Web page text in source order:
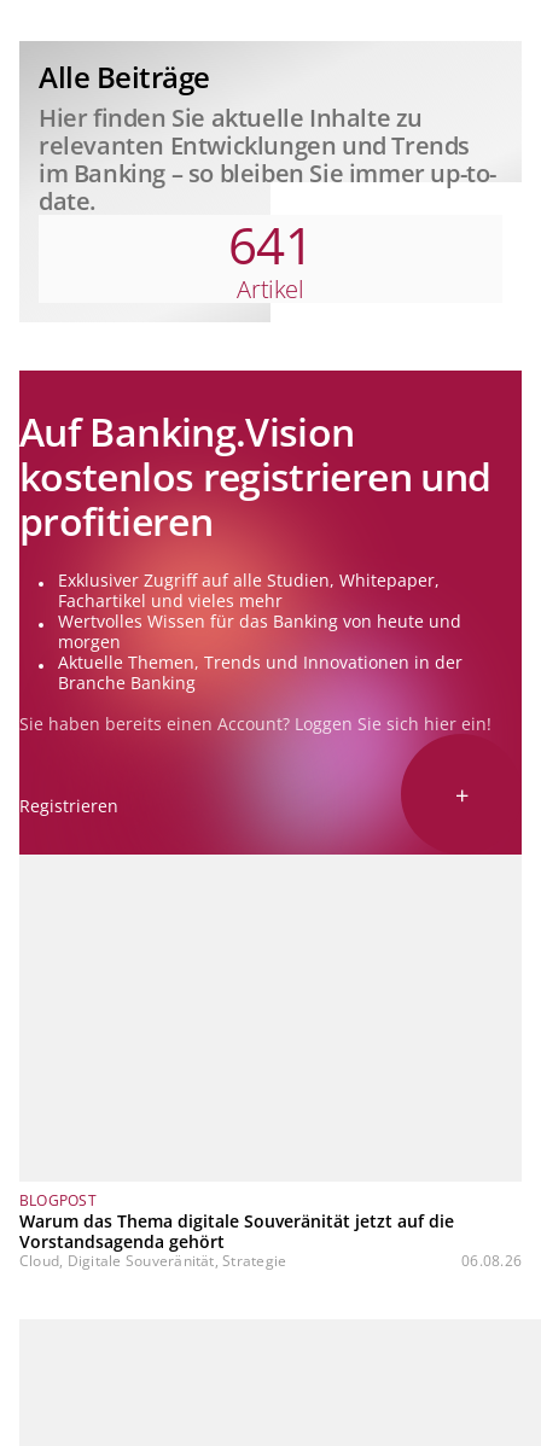
Alle Beiträge
Hier finden Sie aktuelle Inhalte zu
relevanten Entwicklungen und Trends
im Banking – so bleiben Sie immer up-to-
date.
641
Artikel
BLOGPOST
Warum das Thema digitale Souveränität jetzt auf die
Vorstandsagenda gehört
Cloud, Digitale Souveränität, Strategie 06.08.26
Auf Banking.Vision
kostenlos registrieren und
profitieren
Exklusiver Zugriff auf alle Studien, Whitepaper,
Fachartikel und vieles mehr
Wertvolles Wissen für das Banking von heute und
morgen
Aktuelle Themen, Trends und Innovationen in der
Branche Banking
Sie haben bereits einen Account? Loggen Sie sich hier ein!
Registrieren +